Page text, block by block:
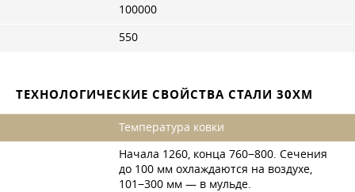
100000
550
ТЕХНОЛОГИЧЕСКИЕ СВОЙСТВА СТАЛИ 30ХМ
Температура ковки
Начала 1260, конца 760−800. Сечения
до 100 мм охлаждаются на воздухе,
101−300 мм — в мульде.